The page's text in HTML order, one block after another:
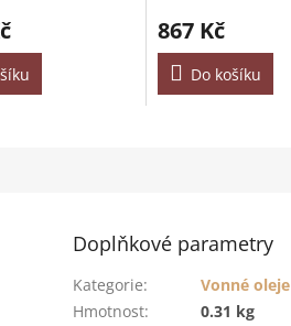
867 Kč
Do košíku
Doplňkové parametry
Kategorie:
Vonné oleje
Hmotnost:
0.31 kg